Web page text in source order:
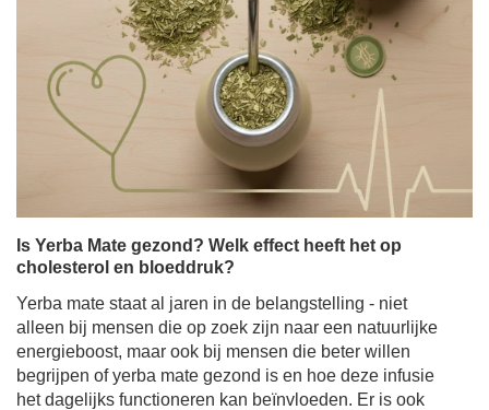
Is Yerba Mate gezond? Welk effect heeft het op
cholesterol en bloeddruk?
Yerba mate staat al jaren in de belangstelling - niet
alleen bij mensen die op zoek zijn naar een natuurlijke
energieboost, maar ook bij mensen die beter willen
begrijpen of yerba mate gezond is en hoe deze infusie
het dagelijks functioneren kan beïnvloeden. Er is ook